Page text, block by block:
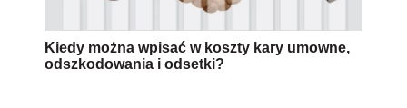
Kiedy można wpisać w koszty kary umowne,
odszkodowania i odsetki?